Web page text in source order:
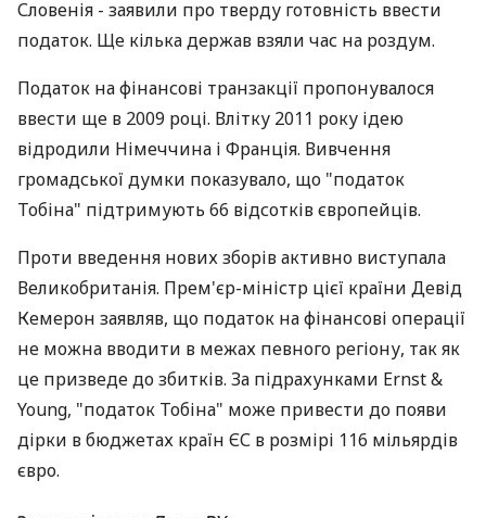
Словенія - заявили про тверду готовність ввести
податок. Ще кілька держав взяли час на роздум.
Податок на фінансові транзакції пропонувалося
ввести ще в 2009 році. Влітку 2011 року ідею
відродили Німеччина і Франція. Вивчення
громадської думки показувало, що "податок
Тобіна" підтримують 66 відсотків європейців.
Проти введення нових зборів активно виступала
Великобританія. Прем'єр-міністр цієї країни Девід
Кемерон заявляв, що податок на фінансові операції
не можна вводити в межах певного регіону, так як
це призведе до збитків. За підрахунками Ernst &
Young, "податок Тобіна" може привести до появи
дірки в бюджетах країн ЄС в розмірі 116 мільярдів
євро.